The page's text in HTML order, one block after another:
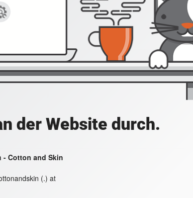
der Website durch.
- Cotton and Skin
(.) at